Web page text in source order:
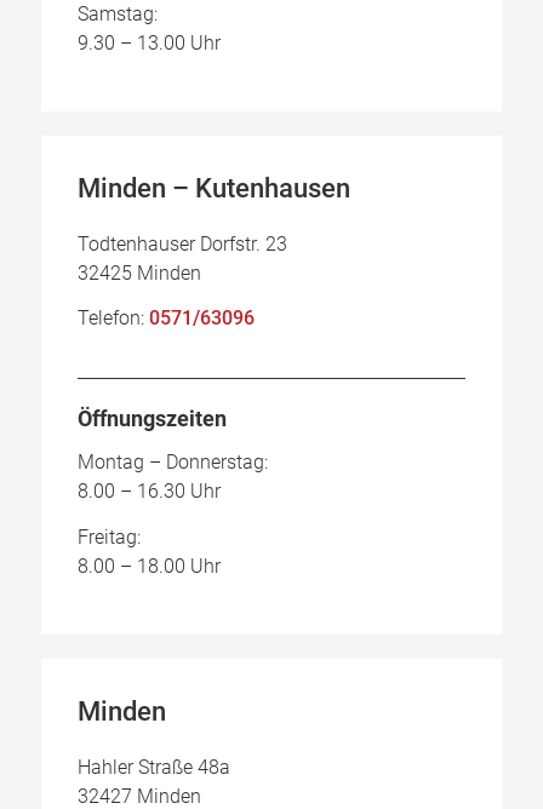
Samstag:
9.30 – 13.00 Uhr
Minden – Kutenhausen
Todtenhauser Dorfstr. 23
32425 Minden
Telefon: 0571/63096
Öffnungszeiten
Montag – Donnerstag:
8.00 – 16.30 Uhr
Freitag:
8.00 – 18.00 Uhr
Minden
Hahler Straße 48a
32427 Minden